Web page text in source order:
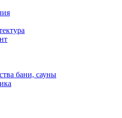
бани, сауны